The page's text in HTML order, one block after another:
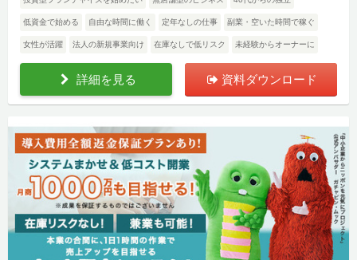
低資金で始める 自由な時間に働く 定年なしの仕事 副業・空いた時間で稼ぐ
女性が活躍 法人の新規事業向け 在庫なしで低リスク 未経験からオーナーに
詳細を見る 資料ダウンロード